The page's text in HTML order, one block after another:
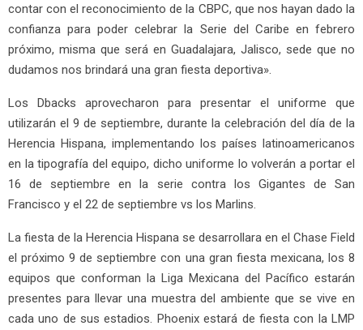
contar con el reconocimiento de la CBPC, que nos hayan dado la
confianza para poder celebrar la Serie del Caribe en febrero
próximo, misma que será en Guadalajara, Jalisco, sede que no
dudamos nos brindará una gran fiesta deportiva».
Los Dbacks aprovecharon para presentar el uniforme que
utilizarán el 9 de septiembre, durante la celebración del día de la
Herencia Hispana, implementando los países latinoamericanos
en la tipografía del equipo, dicho uniforme lo volverán a portar el
16 de septiembre en la serie contra los Gigantes de San
Francisco y el 22 de septiembre vs los Marlins.
La fiesta de la Herencia Hispana se desarrollara en el Chase Field
el próximo 9 de septiembre con una gran fiesta mexicana, los 8
equipos que conforman la Liga Mexicana del Pacífico estarán
presentes para llevar una muestra del ambiente que se vive en
cada uno de sus estadios. Phoenix estará de fiesta con la LMP